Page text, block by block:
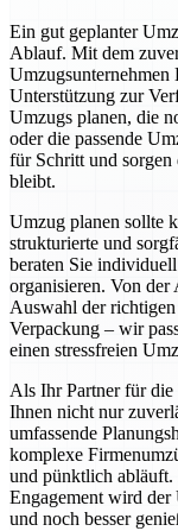
Ein gut geplanter
Ablauf. Mit dem
Umzugsunternehmen
Unterstützung zur
Umzugs planen, die
oder die passende
für Schritt und sorgen
bleibt.
Umzug planen sollte
strukturierte und
beraten Sie
organisieren. Von der
Auswahl der
Verpackung – wir
einen stressfreien
Als Ihr Partner für
Ihnen nicht nur
umfassende
komplexe
und pünktlich abläuft.
Engagement wird der
und noch besser